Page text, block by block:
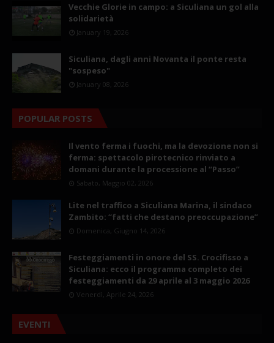
Vecchie Glorie in campo: a Siculiana un gol alla
solidarietà
January 19, 2026
Siculiana, dagli anni Novanta il ponte resta
"sospeso"
January 08, 2026
POPULAR POSTS
Il vento ferma i fuochi, ma la devozione non si
ferma: spettacolo pirotecnico rinviato a
domani durante la processione al “Passo”
Sabato, Maggio 02, 2026
Lite nel traffico a Siculiana Marina, il sindaco
Zambito: “fatti che destano preoccupazione”
Domenica, Giugno 14, 2026
Festeggiamenti in onore del SS. Crocifisso a
Siculiana: ecco il programma completo dei
festeggiamenti da 29 aprile al 3 maggio 2026
Venerdì, Aprile 24, 2026
EVENTI